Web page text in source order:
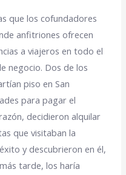
que los cofundadores
anfitriones ofrecen
a viajeros en todo el
negocio. Dos de los
piso en San
para pagar el
decidieron alquilar
que visitaban la
y descubrieron en él,
tarde, los haría